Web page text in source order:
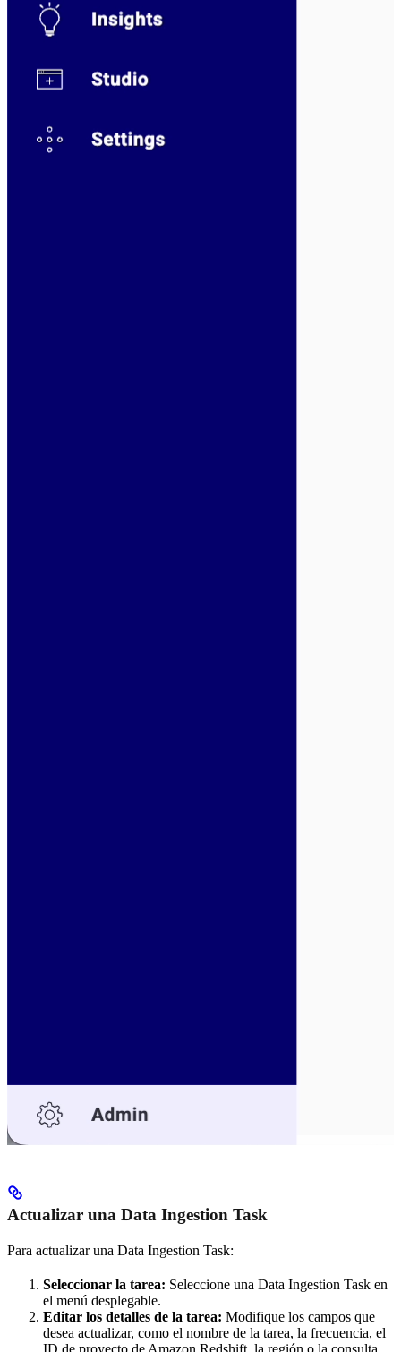
Actualizar una Data Ingestion Task
Para actualizar una Data Ingestion Task:
Seleccionar la tarea: Seleccione una Data Ingestion Task en
el menú desplegable.
Editar los detalles de la tarea: Modifique los campos que
desea actualizar, como el nombre de la tarea, la frecuencia, el